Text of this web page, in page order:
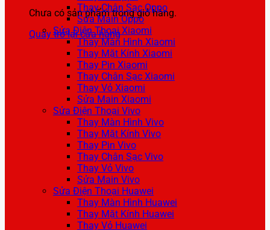
Chưa có sản phẩm trong giỏ hàng.
Quay trở lại cửa hàng
Thay Chân Sạc Oppo
Sửa Main Oppo
Sửa Điện Thoại Xiaomi
Thay Màn Hình Xiaomi
Thay Mặt Kính Xiaomi
Thay Pin Xiaomi
Thay Chân Sạc Xiaomi
Thay Vỏ Xiaomi
Sửa Main Xiaomi
Sửa Điện Thoại Vivo
Thay Màn Hình Vivo
Thay Mặt Kính Vivo
Thay Pin Vivo
Thay Chân Sạc Vivo
Thay Vỏ Vivo
Sửa Main Vivo
Sửa Điện Thoại Huawei
Thay Màn Hình Huawei
Thay Mặt Kính Huawei
Thay Vỏ Huawei